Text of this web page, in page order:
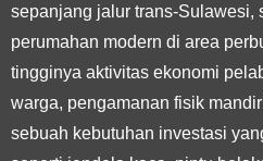
sepanjang jalur trans-Sulawesi,
perumahan modern di area
tingginya aktivitas ekonomi
warga, pengamanan fisik
sebuah kebutuhan investasi